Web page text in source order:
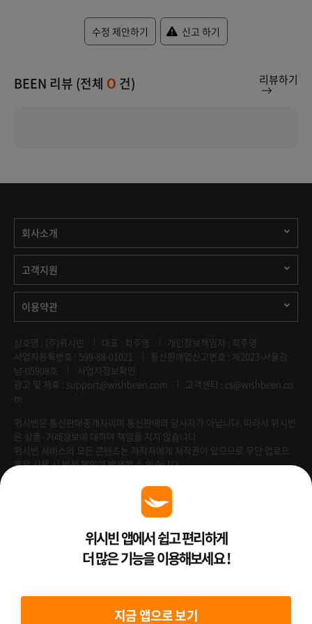
수정 제안하기 신고 하기
BEEN 리뷰 (전체 0 건) 리뷰하기
회사소개
고객지원
이용약관
상호명 : (주)위시빈 대표 : 최주영
개인정보책임자 : 최주영
사업자등록번호 : 599-88-01021
통신판매업신고번호 : 제2023-서울강
남-05908호
사업자정보확인
광고 및 제휴 : support@wishbeen.com
고객센터 : cs@wishbeen.co
m
위시빈은 통신판매중개자이며 통신판매의 당사자가 아닙니다. 따라서 위시빈
은 상품·거래정보에 대하여 책임을 지지 않습니다.
위시빈 서비스의 모든 콘텐츠는 저작자에게 저작권이 있으므로 무단 업로드
혹은 사용 시 법적 책임이 발생할 수 있습니다.
Venture Enterprise위시빈 앱에서 쉽고 편리하게
더 많은 기능을 이용해보세요 !
지금 앱으로 보기